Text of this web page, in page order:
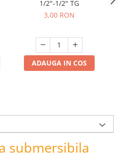
1/2"-1/2" TG
3,00 RON
ADAUGA IN COS
submersibila